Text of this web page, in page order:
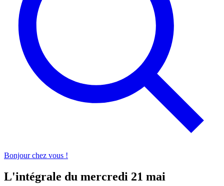
Bonjour chez vous !
L'intégrale du mercredi 21 mai